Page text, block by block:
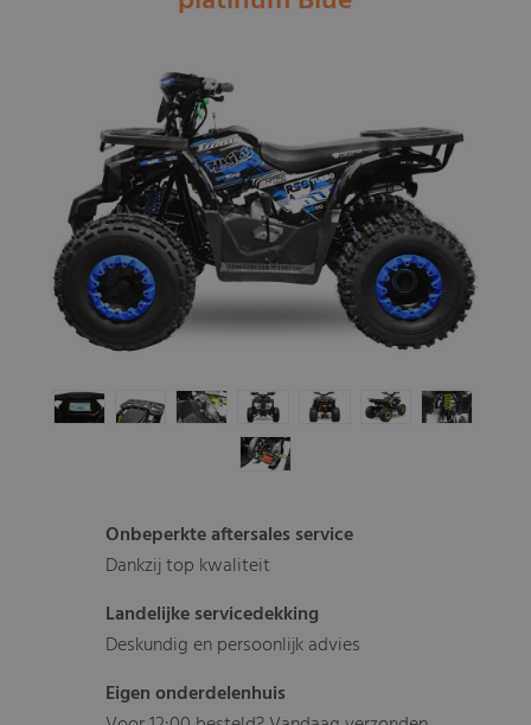
Onbeperkte aftersales service
Dankzij top kwaliteit
Landelijke servicedekking
Deskundig en persoonlijk advies
Eigen onderdelenhuis